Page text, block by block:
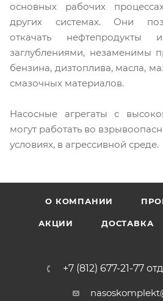
основных рабочих
других системах. Они
откачать нефтепродукты
заглублениями, незаменимы
бензина, дизтоплива, масла,
смазочных материалов.
Насосные агрегаты с
могут работать во
условиях, в агрессивной среде.
О КОМПАНИИ
АКЦИИ ДОСТАВКА
+7 (812) 677-21-77